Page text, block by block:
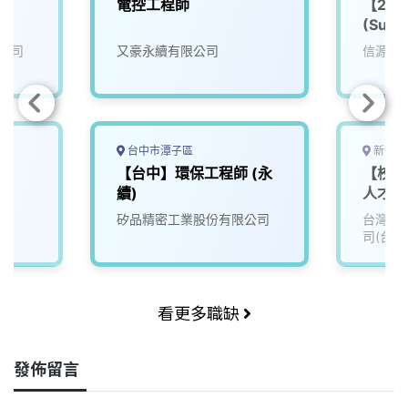
司
電控工程師
又豪永續有限公司
台中市潭子區
【台中】環保工程師 (永
續)
矽品精密工業股份有限公司
【
信源企
新竹
【校
人才
台灣積
司(台
看更多職缺
發佈留言